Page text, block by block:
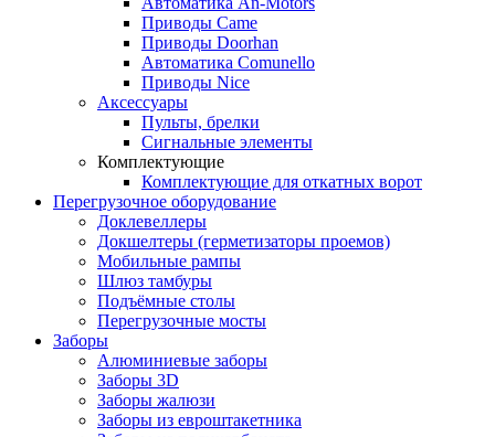
Приводы Came
Приводы Doorhan
Автоматика Comunello
Приводы Nice
Аксессуары
Пульты, брелки
Сигнальные элементы
Комплектующие
Комплектующие для откатных ворот
Перегрузочное оборудование
Доклевеллеры
Докшелтеры (герметизаторы проемов)
Мобильные рампы
Шлюз тамбуры
Подъёмные столы
Перегрузочные мосты
Заборы
Алюминиевые заборы
Заборы 3D
Заборы жалюзи
Заборы из евроштакетника